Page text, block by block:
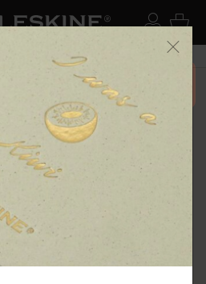
切替 ログ
ドなど) カ
ご購入で送料無料 メニ